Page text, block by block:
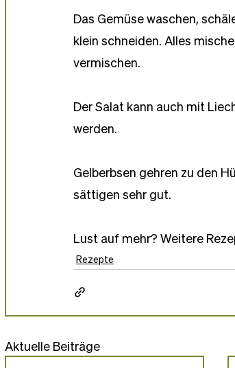
Das Gemüse waschen,
klein schneiden. Alles
vermischen.
Der Salat kann auch mit
werden.
Gelberbsen gehren zu den
sättigen sehr gut.
Lust auf mehr? Weitere
Rezepte
Aktuelle Beiträge